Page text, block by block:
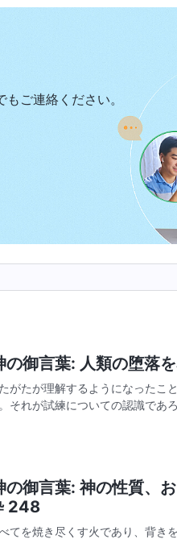
ご連絡ください。
の御言葉: 人類の堕落
がたが理解するようになったこ
それが試練についての認識であ
の御言葉: 神の性質、
248
てを焼き尽くす火であり、背き